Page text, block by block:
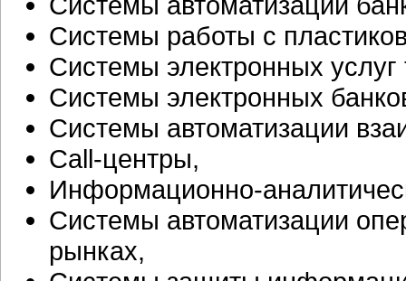
Системы работы с
Системы электронных услуг
Системы электронных
Системы автоматизации
Call-центры,
Информационно-
Системы автоматизации
рынках,